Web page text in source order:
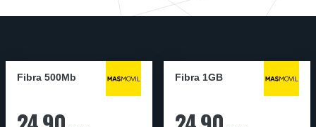
Fibra 500Mb Fibra 1GB